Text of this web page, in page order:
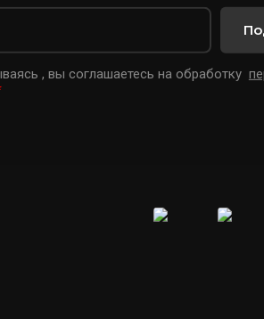
, вы соглашаетесь на обработку